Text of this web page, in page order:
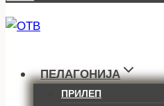
ПЕЛАГОНИЈА
ПРИЛЕП